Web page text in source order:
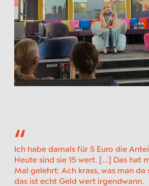
Ich habe damals für 5 Euro die
Heute sind sie 15 wert. [...] Das hat
Mal gelehrt: Ach krass, was man da
das ist echt Geld wert irgendwann.